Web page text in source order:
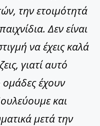
την ετοιμότητά
Δεν είναι
να έχεις καλά
γιατί αυτό
ομάδες έχουν
και
μετά την